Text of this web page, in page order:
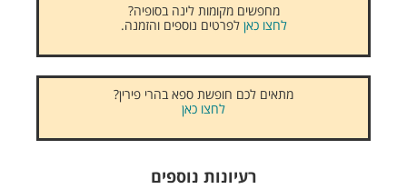
מחפשים מקומות לינה בסופיה?
לחצו כאן לפרטים נוספים והזמנה.
מתאים לכם חופשת ספא בהרי פירין?
לחצו כאן
רעיונות נוספים